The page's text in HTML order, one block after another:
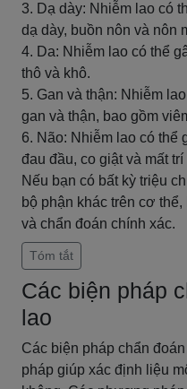
3. Dạ dày: Nhiễm lao có
dạ dày, buồn nôn và nôn
4. Da: Nhiễm lao có thể
thô và khô.
5. Gan và thận: Nhiễm
gan và thận, bao gồm
6. Não: Nhiễm lao có thể
đau đầu, co giật và mất
Nếu bạn có bất kỳ triệu
bộ phận khác trên cơ
và chẩn đoán chính xác.
Tóm tắt
Các biện pháp
lao
Các biện pháp chẩn
pháp giúp xác định liệu